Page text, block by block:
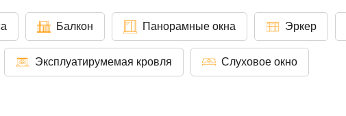
Балкон Панорамные окна Эркер
Эксплуатирумемая кровля Слуховое окно